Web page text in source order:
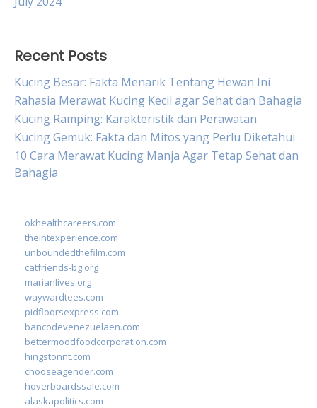
Recent Posts
Kucing Besar: Fakta Menarik Tentang Hewan Ini
Rahasia Merawat Kucing Kecil agar Sehat dan Bahagia
Kucing Ramping: Karakteristik dan Perawatan
Kucing Gemuk: Fakta dan Mitos yang Perlu Diketahui
10 Cara Merawat Kucing Manja Agar Tetap Sehat dan
Bahagia
okhealthcareers.com
theintexperience.com
unboundedthefilm.com
catfriends-bg.org
marianlives.org
waywardtees.com
pidfloorsexpress.com
bancodevenezuelaen.com
bettermoodfoodcorporation.com
hingstonnt.com
chooseagender.com
hoverboardssale.com
alaskapolitics.com